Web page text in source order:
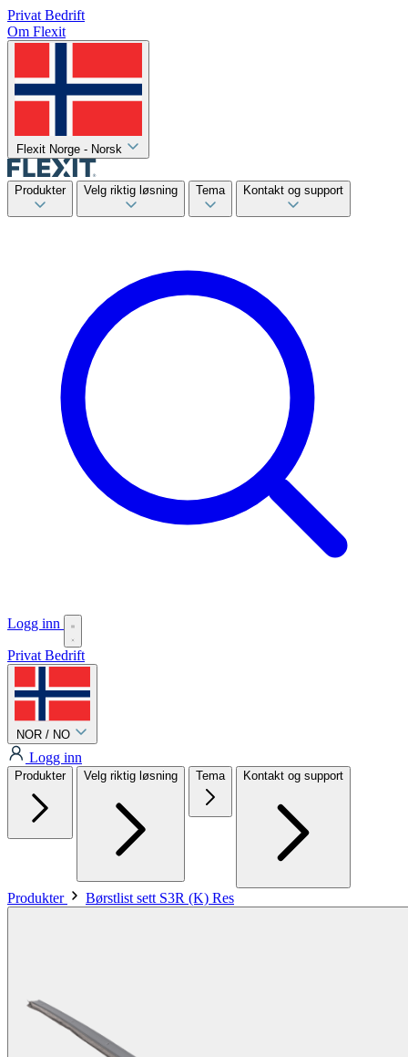
Privat Bedrift
Om Flexit
Flexit Norge - Norsk
Produkter Velg riktig løsning Tema Kontakt og support
Logg inn
Privat Bedrift
NOR / NO
Logg inn
Produkter Velg riktig løsning Tema Kontakt og support
Produkter Børstlist sett S3R (K) Res